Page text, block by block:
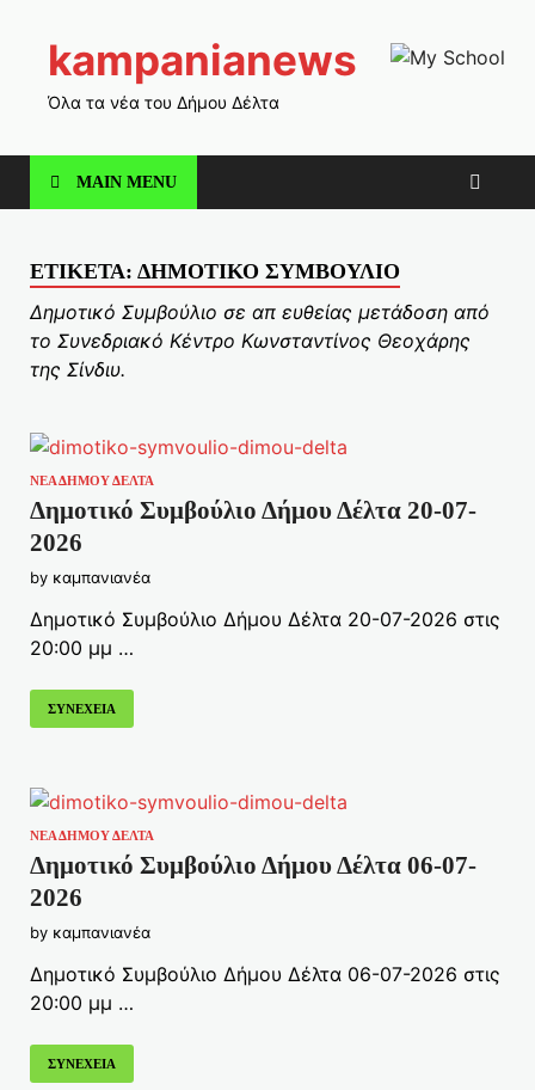
kampanianews
Όλα τα νέα του Δήμου Δέλτα
MAIN MENU
ΕΤΙΚΈΤΑ: ΔΗΜΟΤΙΚΌ ΣΥΜΒΟΎΛΙΟ
Δημοτικό Συμβούλιο σε απ ευθείας μετάδοση από
το Συνεδριακό Κέντρο Κωνσταντίνος Θεοχάρης
της Σίνδιυ.
ΝΕΑ ΔΗΜΟΥ ΔΕΛΤΑ
Δημοτικό Συμβούλιο Δήμου Δέλτα 20-07-
2026
by καμπανιανέα
Δημοτικό Συμβούλιο Δήμου Δέλτα 20-07-2026 στις
20:00 μμ …
ΣΥΝΕΧΕΙΑ
ΝΕΑ ΔΗΜΟΥ ΔΕΛΤΑ
Δημοτικό Συμβούλιο Δήμου Δέλτα 06-07-
2026
by καμπανιανέα
Δημοτικό Συμβούλιο Δήμου Δέλτα 06-07-2026 στις
20:00 μμ …
ΣΥΝΕΧΕΙΑ